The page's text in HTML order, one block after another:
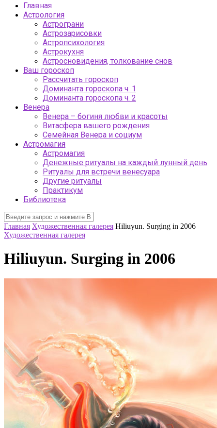
Главная
Астрология
Астрограни
Астрозарисовки
Астропсихология
Астрокухня
Астросновидения, толкование снов
Ваш гороскоп
Рассчитать гороскоп
Доминанта гороскопа ч. 1
Доминанта гороскопа ч. 2
Венера
Венера – богиня любви и красоты
Витасфера вашего рождения
Семейная Венера и социум
Астромагия
Астромагия
Денежные ритуалы на каждый лунный день
Ритуалы для встречи венесуара
Другие ритуалы
Практикум
Библиотека
Главная Художественная галерея Hiliuyun. Surging in 2006
Художественная галерея
Hiliuyun. Surging in 2006